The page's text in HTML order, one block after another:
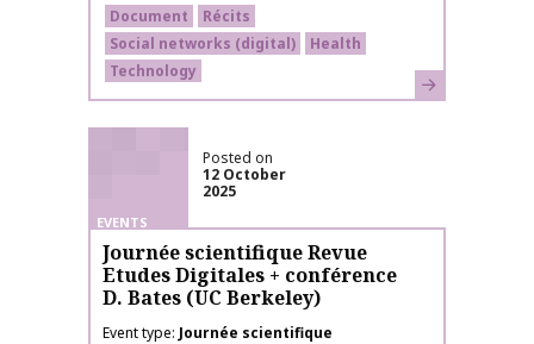
Document
Récits
Social networks (digital)
Health
Technology
Learn more
EVENTS
Posted on
12 October
2025
Journée scientifique Revue
Etudes Digitales + conférence
D. Bates (UC Berkeley)
Event type Journée scientifique